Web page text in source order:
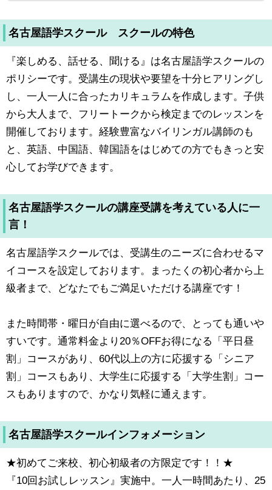
名古屋語学スクール スクールの特色
『楽しめる、話せる、聞ける』は名古屋語学スクールの
ポリシーです。受講生の現状や要望を十分ヒアリングし
し、一人一人に合ったカリキュラムを作成します。子供
から大人まで、フリートークから検定までのレッスンを
開催しております。経験豊富なバイリンガル講師のも
と、英語、中国語、韓国語をはじめての方でもきっと安
心してお学びできます。
名古屋語学スクールの講座受講を考えている人に一
言！
名古屋語学スクールでは、受講生のニーズに合わせるマ
イコースを設定しております。まったくの初心者から上
級者まで、どなたでもご満足いただける講座です！
また時間帯・曜日が自由に選べるので、とっても通いや
すいです。通常料金より20％OFFお得になる「平日昼
割」コースがあり、60代以上の方に応援する「シニア
割」コースもあり、大学生に応援する「大学生割」コー
スもありますので、かなり気軽に通えます。
名古屋語学スクールインフォメーション
★初めてご来校、初心初級者の方限定です！！★
『10回お試しレッスン』実施中。一人一時間あたり、25